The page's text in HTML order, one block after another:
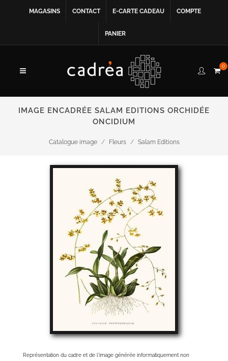
MAGASINS CONTACT E-CARTE CADEAU COMPTE
PANIER
0
IMAGE ENCADRÉE SALAM EDITIONS ORCHIDÉE
ONCIDIUM
Catalogue image Fleurs Salam Editions
Représentation du cadre et de l'image générée informatiquement non